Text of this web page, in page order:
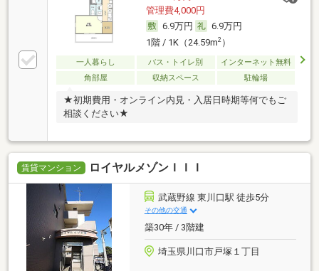
管理費4,000円
6.9万円
6.9万円
1階 / 1K（24.59m2）
一人暮らし バス・トイレ別
インターネット無料
角部屋
収納スペース 駐輪場
★初期費用・オンライン内見・入居日時期等何でもご
相談ください★
賃貸マンション ロイヤルメゾンＩＩＩ
武蔵野線 東川口駅 徒歩5分
その他の交通
築30年 / 3階建
埼玉県川口市戸塚１丁目